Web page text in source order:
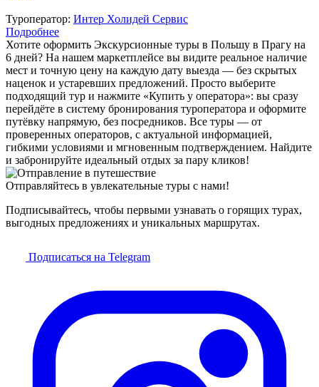
Туроператор: Интер Холидей Сервис
Подробнее
Хотите оформить Экскурсионные туры в Польшу в Прагу на
6 дней? На нашем маркетплейсе вы видите реальное наличие
мест и точную цену на каждую дату выезда — без скрытых
наценок и устаревших предложений. Просто выберите
подходящий тур и нажмите «Купить у оператора»: вы сразу
перейдёте в систему бронирования туроператора и оформите
путёвку напрямую, без посредников. Все туры — от
проверенных операторов, с актуальной информацией,
гибкими условиями и мгновенным подтверждением. Найдите
и забронируйте идеальный отдых за пару кликов!
Отправляйтесь в увлекательные туры с нами!
Подписывайтесь, чтобы первыми узнавать о горящих турах,
выгодных предложениях и уникальных маршрутах.
Подписаться на Telegram